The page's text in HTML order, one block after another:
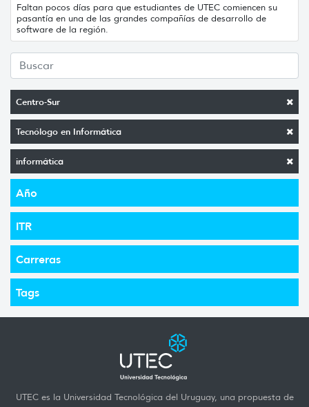
Centro-Sur
Tecnólogo en Informática
informática
Año
ITR
Carreras
Tags
Faltan pocos días para que estudiantes de UTEC comiencen su
pasantía en una de las grandes compañías de desarrollo de
software de la región.
UTEC es la Universidad Tecnológica del Uruguay, una propuesta de